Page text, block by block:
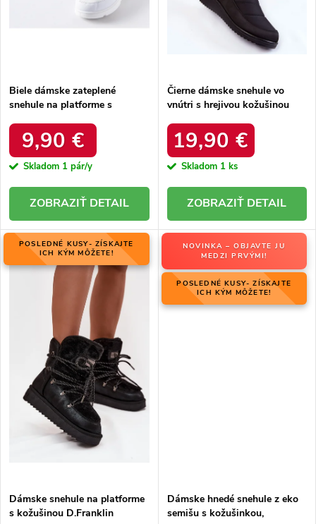
Biele dámske zateplené
snehule na platforme s
WHITE
9,90 €
Skladom 1 pár/y
DETAIL
Čierne dámske snehule vo
vnútri s hrejivou kožušinou
BLACK
19,90 €
Skladom 1 ks
DETAIL
POSLEDNÉ KUSY- ZÍSKAJTE
ICH KÝM MÔŽETE!
Dámske snehule na platforme
s kožušinou D.Franklin
NOVINKA – OBJAVTE JU
MEDZI PRVÝMI!
POSLEDNÉ KUSY- ZÍSKAJTE
ICH KÝM MÔŽETE!
Dámske hnedé snehule z eko
semišu s kožušinkou,